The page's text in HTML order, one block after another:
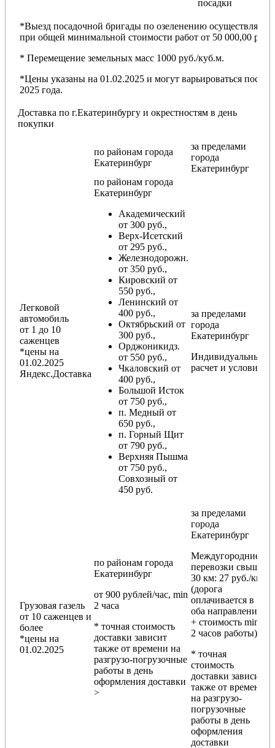
посадки
*Выезд посадочной бригады по озеленению осуществляется
при общей минимальной стоимости работ от 50 000,00 руб.
* Перемещение земельных масс 1000 руб./куб.м.
*Цены указаны на 01.02.2025 и могут варьироваться после
2025 года.
Доставка по г.Екатеринбургу и окрестностям в день
покупки
по районам города
Екатеринбург
за пределами
города
Екатеринбург
Легковой
автомобиль
от 1 до 10
саженцев
*цены на
01.02.2025
Яндекс.Доставка
по районам города
Екатеринбург
Академический
от 300 руб.,
Верх-Исетский
от 295 руб.,
Железнодорожн.
от 350 руб.,
Кировский от
550 руб.,
Ленинский от
400 руб.,
Октябрьский от
300 руб.,
Орджоникидз.
от 550 руб.,
Чкаловский от
400 руб.,
Большой Исток
от 750 руб.,
п. Медный от
650 руб.,
п. Горный Щит
от 790 руб.,
Верхняя Пышма
от 750 руб.,
Совхозный от
450 руб.
за пределами
города
Екатеринбург
Индивидуальный
расчет и условия
Грузовая газель
от 10 саженцев и
более
*цены на
01.02.2025
по районам города
Екатеринбург
от 900 рублей/час, min
2 часа
* точная стоимость
доставки зависит
также от времени на
разгрузо-погрузочные
работы в день
оформления доставки
>
за пределами
города
Екатеринбург
Междугородние
перевозки свыше
30 км: 27 руб./км
(дорога
оплачивается в
оба направления
+ стоимость min
2 часов работы)
* точная
стоимость
доставки зависит
также от времени
на разгрузо-
погрузочные
работы в день
оформления
доставки